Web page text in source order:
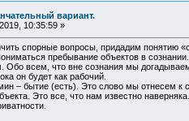
вариант.
10:35:59 »
спорные вопросы, придадим понятию
пребывание объектов в
всем, что вне сознания мы
он будет как рабочий.
– бытие (есть). Это слово мы отнесем
Это все, что нам известно